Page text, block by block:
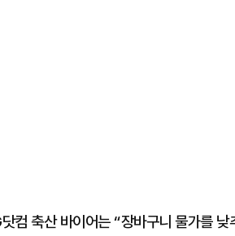
컴 축산 바이어는 “장바구니 물가를